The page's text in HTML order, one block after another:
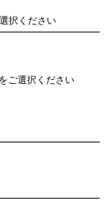
択ください
ご選択ください